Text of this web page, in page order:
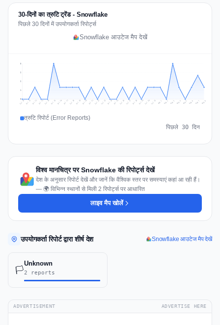
30-दिनों का त्रुटि ट्रेंड - Snowflake
पिछले 30 दिनों में उपयोगकर्ता रिपोर्ट्स
Snowflake आउटेज मैप देखें
1
2
2
3
Jul 10 Jul 11 Jul 12 Jul 13 Jul 14 Jul 15 Jul 16 Jul 17 Jul 18 Jul 19 Jul 20 Jul 21 Jul 22 Jul 23 Jul 24 Jul 25 Jul 26 Jul 27 Jul 28 Jul 29 Jul 30 Jul 31 Aug 1 Aug 2 Aug 3 Aug 4 Aug 5 Aug 6 Aug 7 Aug 8
त्रुटि रिपोर्ट (Error Reports)
पिछले 30 दिन
विश्व मानचित्र पर Snowflake की रिपोर्ट्स देखें
देश के अनुसार रिपोर्ट देखें और जानें कि वैश्विक स्तर पर समस्याएं कहां आ रही हैं।
— 🌍 विभिन्न स्थानों से मिली 2 रिपोर्ट्स पर आधारित
लाइव मैप खोलें
उपयोगकर्ता रिपोर्ट द्वारा शीर्ष देश Snowflake आउटेज मैप देखें
🏳️
Unknown
2 reports
ADVERTISEMENT ADVERTISE HERE